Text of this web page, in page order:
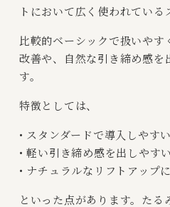
トにおいて広く使われている
比較的ベーシックで扱いや
改善や、自然な引き締め感を
す。
特徴としては、
• スタンダードで導入しやすい
• 軽い引き締め感を出しやすい
• ナチュラルなリフトアップ
といった点があります。た